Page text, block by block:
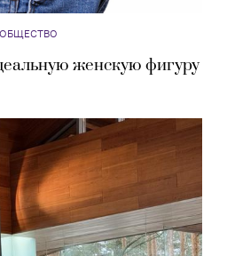
ОБЩЕСТВО
женскую фигуру